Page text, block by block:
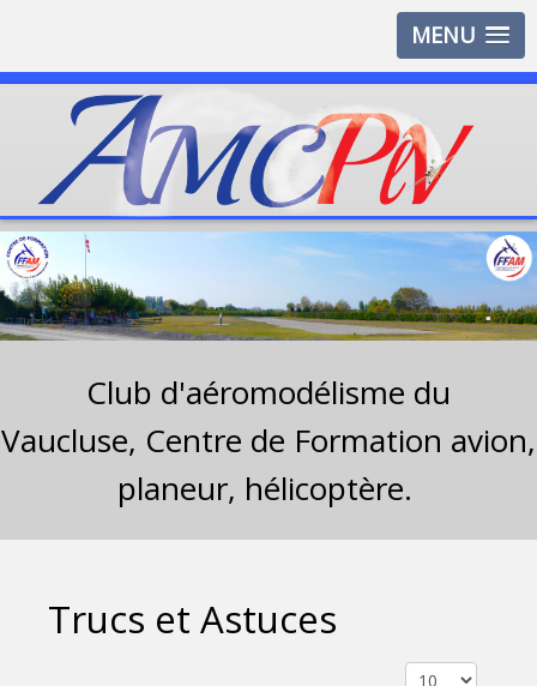
MENU
Club d'aéromodélisme du
Vaucluse, Centre de Formation avion,
planeur, hélicoptère.
Trucs et Astuces
Affichage #